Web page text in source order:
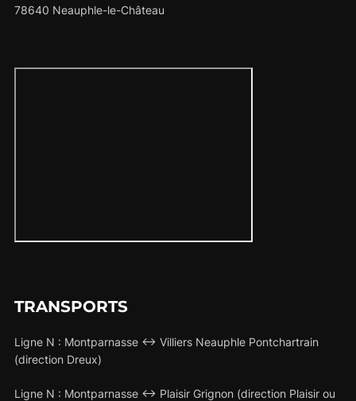
78640 Neauphle-le-Château
TRANSPORTS
Ligne N : Montparnasse <-> Villiers Neauphle Pontchartrain
(direction Dreux)
Ligne N : Montparnasse <-> Plaisir Grignon (direction Plaisir ou